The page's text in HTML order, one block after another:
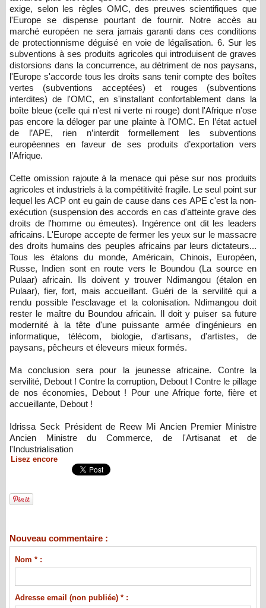
exige, selon les règles OMC, des preuves scientifiques que
l'Europe se dispense pourtant de fournir. Notre accès au
marché européen ne sera jamais garanti dans ces conditions
de protectionnisme déguisé en voie de légalisation. 6. Sur les
subventions à ses produits agricoles qui introduisent de graves
distorsions dans la concurrence, au détriment de nos paysans,
l'Europe s'accorde tous les droits sans tenir compte des boîtes
vertes (subventions acceptées) et rouges (subventions
interdites) de l'OMC, en s'installant confortablement dans la
boîte bleue (celle qui n'est ni verte ni rouge) dont l'Afrique n'ose
pas encore la déloger par une plainte à l'OMC. En l’état actuel
de l’APE, rien n’interdit formellement les subventions
européennes en faveur de ses produits d’exportation vers
l’Afrique.
Cette omission rajoute à la menace qui pèse sur nos produits
agricoles et industriels à la compétitivité fragile. Le seul point sur
lequel les ACP ont eu gain de cause dans ces APE c'est la non-
exécution (suspension des accords en cas d'atteinte grave des
droits de l'homme ou émeutes). Ingérence ont dit les leaders
africains. L'Europe accepte de fermer les yeux sur le massacre
des droits humains des peuples africains par leurs dictateurs...
Tous les étalons du monde, Américain, Chinois, Européen,
Russe, Indien sont en route vers le Boundou (La source en
Pulaar) africain. Ils doivent y trouver Ndimangou (étalon en
Pulaar), fier, fort, mais accueillant. Guéri de la servilité qui a
rendu possible l'esclavage et la colonisation. Ndimangou doit
rester le maître du Boundou africain. Il doit y puiser sa future
modernité à la tête d'une puissante armée d'ingénieurs en
informatique, télécom, biologie, d'artisans, d'artistes, de
paysans, pêcheurs et éleveurs mieux formés.
Ma conclusion sera pour la jeunesse africaine. Contre la
servilité, Debout ! Contre la corruption, Debout ! Contre le pillage
de nos économies, Debout ! Pour une Afrique forte, fière et
accueillante, Debout !
Idrissa Seck Président de Reew Mi Ancien Premier Ministre
Ancien Ministre du Commerce, de l'Artisanat et de
l'Industrialisation
Lisez encore
Nouveau commentaire :
Nom * :
Adresse email (non publiée) * :